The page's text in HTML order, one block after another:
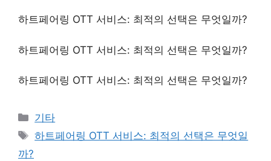
하트페어링 OTT 서비스: 최적의 선택은 무엇일까?
하트페어링 OTT 서비스: 최적의 선택은 무엇일까?
하트페어링 OTT 서비스: 최적의 선택은 무엇일까?
Categories
기타
Tags
하트페어링 OTT 서비스: 최적의 선택은 무엇일
까?